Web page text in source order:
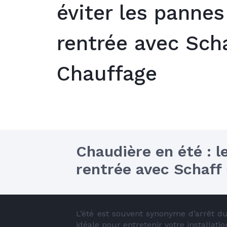
éviter les
rentrée avec
Chauffage
Chaudière en été :
rentrée avec Schaff
L’été est souvent synonyme d’arrêt
idéale pour entretenir votre